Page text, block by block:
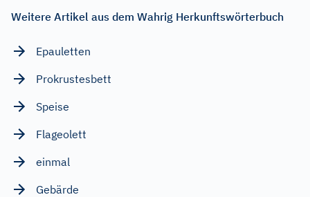
Weitere Artikel aus dem Wahrig Herkunftswörterbuch
Epauletten
Prokrustesbett
Speise
Flageolett
einmal
Gebärde